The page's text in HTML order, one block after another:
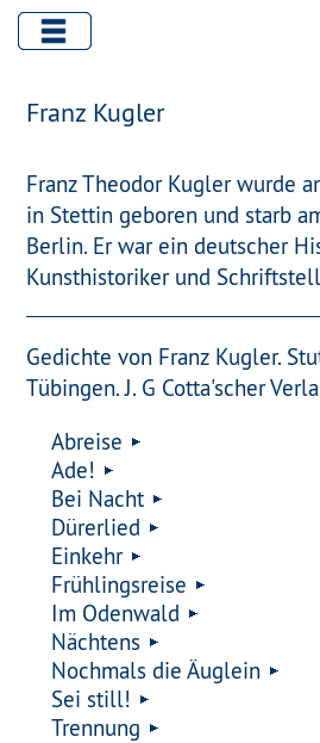
Franz Kugler
Franz Theodor Kugler wurde
in Stettin geboren und starb
Berlin. Er war ein deutscher
Kunsthistoriker und
Gedichte von Franz Kugler.
Tübingen. J. G Cotta'scher
Abreise
Ade!
Bei Nacht
Dürerlied
Einkehr
Frühlingsreise
Im Odenwald
Nächtens
Nochmals die Äuglein
Sei still!
Trennung